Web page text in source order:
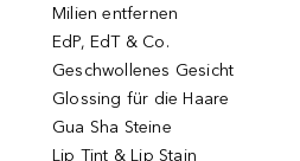
Milien entfernen
EdP, EdT & Co.
Geschwollenes Gesicht
Glossing für die Haare
Gua Sha Steine
Lip Tint & Lip Stain